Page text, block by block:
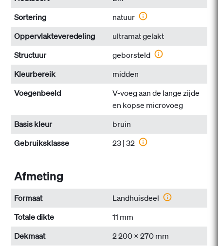
Sortering
natuur
Oppervlakteveredeling
ultramat gelakt
Structuur
geborsteld
Kleurbereik
midden
Voegenbeeld
V-voeg aan de lange zijde
en kopse microvoeg
Basis kleur
bruin
Gebruiksklasse
23 | 32
Afmeting
Formaat
Landhuisdeel
Totale dikte
11 mm
Dekmaat
2 200 x 270 mm